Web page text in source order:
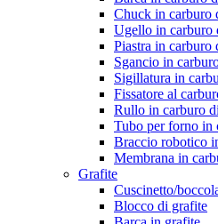
Chuck in carburo
Ugello in carburo
Piastra in carburo
Sgancio in
Sigillatura in
Fissatore al
Rullo in carburo
Tubo per forno in
Braccio robotico
Membrana in
Grafite
Cuscinetto/
Blocco di grafite